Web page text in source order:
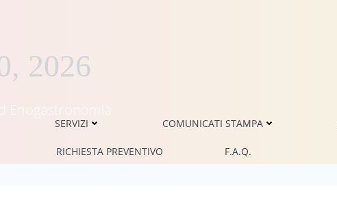
SERVIZI COMUNICATI STAMPA
RICHIESTA PREVENTIVO F.A.Q.
2026